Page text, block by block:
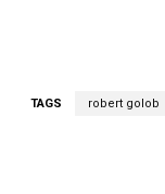
TAGS robert golob